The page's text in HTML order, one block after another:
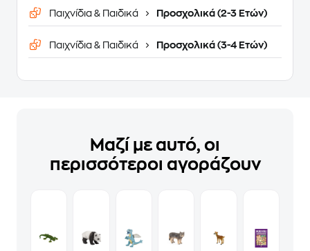
Παιχνίδια & Παιδικά Προσχολικά (2-3 Ετών)
Παιχνίδια & Παιδικά Προσχολικά (3-4 Ετών)
Μαζί με αυτό, οι
περισσότεροι αγοράζουν